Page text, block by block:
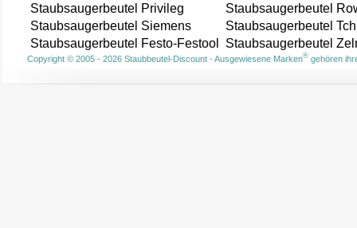
Staubsaugerbeutel Privileg
Staubsaugerbeutel
Staubsaugerbeutel Siemens
Staubsaugerbeutel
Staubsaugerbeutel Festo-Festool
Staubsaugerbeutel
Copyright © 2005 - 2026 Staubbeutel-Discount - Ausgewiesene Marken®gehören